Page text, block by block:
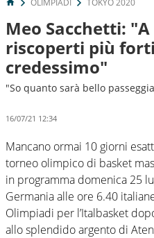
OLIMPIADI TOKYO 2020
Meo Sacchetti:
riscoperti più
credessimo"
"So quanto sarà bello
16/07/21 12:34
Mancano ormai 10 giorni
torneo olimpico di basket
in programma domenica 25
Germania alle ore 6.40
Olimpiadi per l’Italbasket
allo splendido argento di